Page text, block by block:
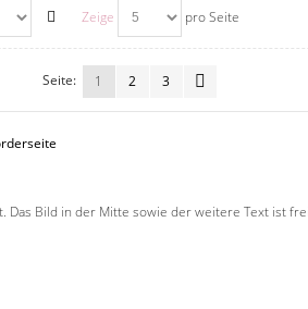
Zeige pro Seite
Seite: 1 2 3
Bild in der Mitte sowie der weitere Text ist